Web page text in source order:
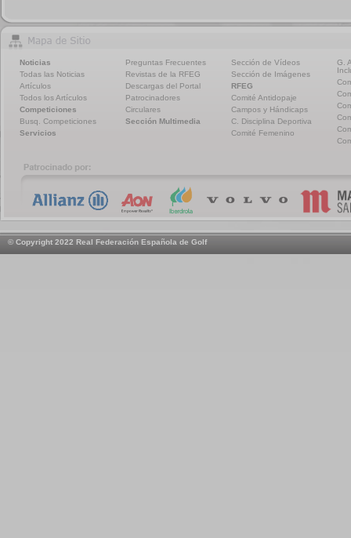
Noticias
Todas las Noticias
Artículos
Todos los Artículos
Competiciones
Busq. Competiciones
Servicios
Preguntas Frecuentes
Revistas de la RFEG
Descargas del Portal
Patrocinadores
Circulares
Sección Multimedia
Sección de Vídeos
Sección de Imágenes
RFEG
Comité Antidopaje
Campos y Hándicaps
C. Disciplina Deportiva
Comité Femenino
G.
© Copyright 2022 Real Federación Española de Golf